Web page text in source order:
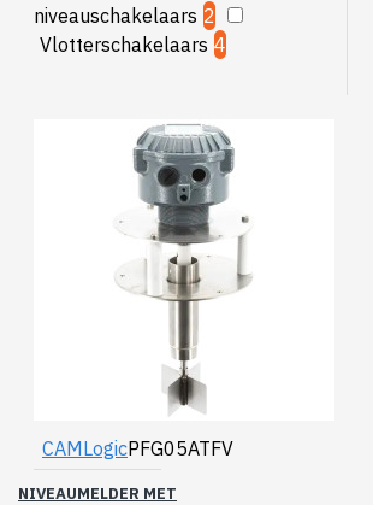
niveauschakelaars 2
Vlotterschakelaars 4
CAMLogicPFG05ATFV
NIVEAUMELDER MET